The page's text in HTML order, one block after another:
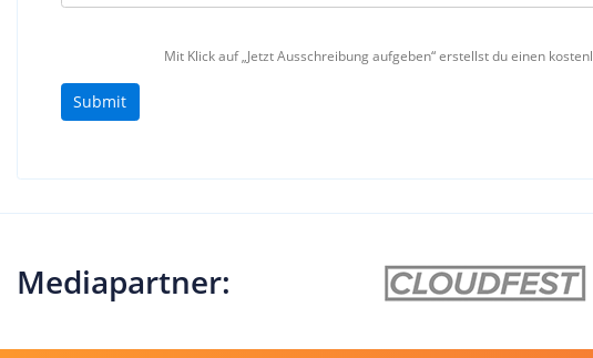
Mit Klick auf „Jetzt Ausschreibung aufgeben“ erstellst du einen
Submit
Mediapartner: